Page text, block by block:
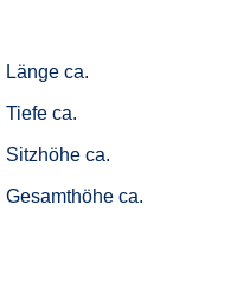
Länge ca.
Tiefe ca.
Sitzhöhe ca.
Gesamthöhe ca.